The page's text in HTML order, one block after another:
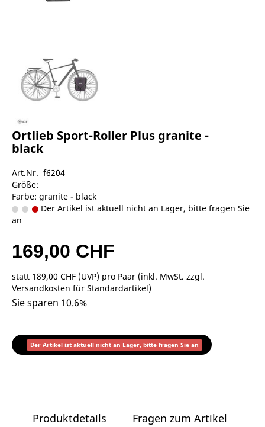
Ortlieb Sport-Roller Plus granite -
black
Art.Nr. f6204
Größe:
Farbe: granite - black
Der Artikel ist aktuell nicht an Lager, bitte fragen Sie
an
169,00 CHF
statt 189,00 CHF (UVP) pro Paar (inkl. MwSt. zzgl.
Versandkosten für Standardartikel)
Sie sparen 10.6%
Der Artikel ist aktuell nicht an Lager, bitte fragen Sie an
Produktdetails Fragen zum Artikel